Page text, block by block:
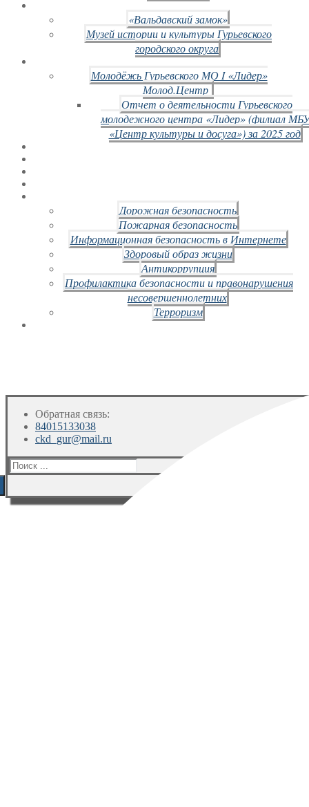
«Вальдавский замок»
Музей истории и культуры Гурьевского
городского округа
Молодёжь Гурьевского МО I «Лидер»
Молод.Центр
Отчет о деятельности Гурьевского
молодежного центра «Лидер» (филиал
«Центр культуры и досуга») за 2025 год
Дорожная безопасность
Пожарная безопасность
Информационная безопасность в Интернете
Здоровый образ жизни
Антикоррупция
Профилактика безопасности и правонарушения
несовершеннолетних
Терроризм
Обратная связь:
84015133038
ckd_gur@mail.ru
Искать: